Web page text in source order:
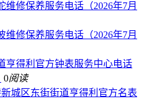
修保养服务电话（2026年7月
维修保养服务电话（2026年7月
亨得利官方钟表服务中心电话
0阅读
城区东街街道亨得利官方名表